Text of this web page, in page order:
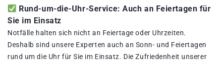
Rund-um-die-Uhr-Service: Auch an Feiertagen für
Sie im Einsatz
Notfälle halten sich nicht an Feiertage oder Uhrzeiten.
Deshalb sind unsere Experten auch an Sonn- und Feiertagen
rund um die Uhr für Sie im Einsatz. Die Zufriedenheit unserer